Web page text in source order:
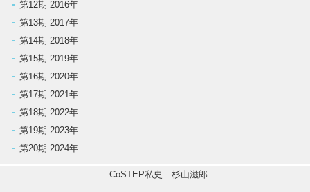
第12期 2016年
第13期 2017年
第14期 2018年
第15期 2019年
第16期 2020年
第17期 2021年
第18期 2022年
第19期 2023年
第20期 2024年
CoSTEP私史｜杉山滋郎